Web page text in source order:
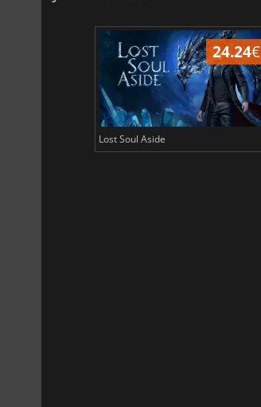
24.24€
Lost Soul Aside